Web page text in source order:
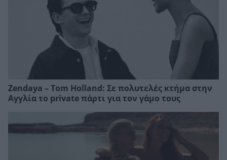
Zendaya – Tom Holland: Σε πολυτελές κτήμα στην
Αγγλία το private πάρτι για τον γάμο τους